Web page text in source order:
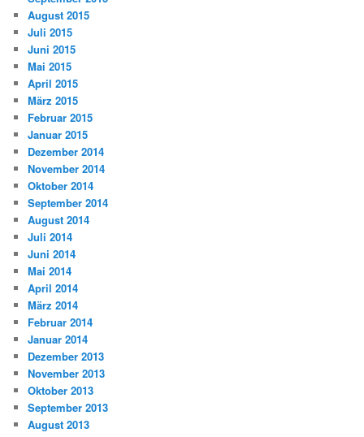
August 2015
Juli 2015
Juni 2015
Mai 2015
April 2015
März 2015
Februar 2015
Januar 2015
Dezember 2014
November 2014
Oktober 2014
September 2014
August 2014
Juli 2014
Juni 2014
Mai 2014
April 2014
März 2014
Februar 2014
Januar 2014
Dezember 2013
November 2013
Oktober 2013
September 2013
August 2013